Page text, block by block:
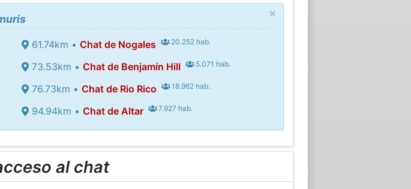
×
61.74km •Chat de Nogales 20.252 hab.
73.53km •Chat de Benjamín Hill 5.071 hab.
76.73km •Chat de Rio Rico 18.962 hab.
94.94km •Chat de Altar 7.927 hab.
al chat